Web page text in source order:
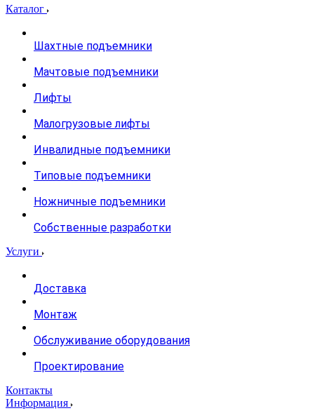
Каталог
Шахтные подъемники
Мачтовые подъемники
Лифты
Малогрузовые лифты
Инвалидные подъемники
Типовые подъемники
Ножничные подъемники
Собственные разработки
Услуги
Доставка
Монтаж
Обслуживание оборудования
Проектирование
Контакты
Информация